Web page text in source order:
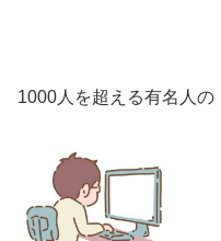
1000人を超える有名人の